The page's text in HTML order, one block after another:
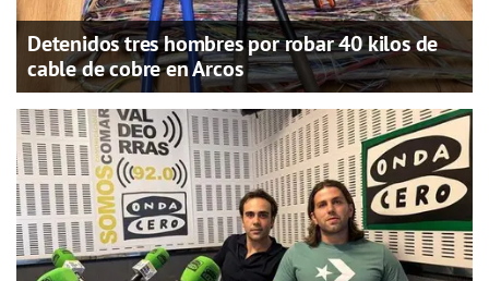
Detenidos tres hombres por robar 40 kilos de
cable de cobre en Arcos